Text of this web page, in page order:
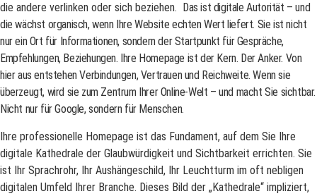
die andere verlinken oder sich beziehen.
Das ist digitale Autorität – und
die wächst organisch, wenn Ihre Website echten Wert liefert. Sie ist nicht
nur ein Ort für Informationen, sondern der Startpunkt für Gespräche,
Empfehlungen, Beziehungen. Ihre Homepage ist der Kern. Der Anker. Von
hier aus entstehen Verbindungen, Vertrauen und Reichweite. Wenn sie
überzeugt, wird sie zum Zentrum Ihrer Online-Welt – und macht Sie sichtbar.
Nicht nur für Google, sondern für Menschen.
Ihre professionelle Homepage ist das Fundament, auf dem Sie Ihre
digitale Kathedrale der Glaubwürdigkeit und Sichtbarkeit errichten. Sie
ist Ihr Sprachrohr, Ihr Aushängeschild, Ihr Leuchtturm im oft nebligen
digitalen Umfeld Ihrer Branche. Dieses Bild der „Kathedrale“ impliziert,